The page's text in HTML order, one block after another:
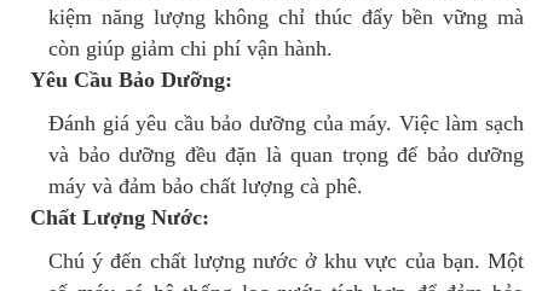
kiệm năng lượng không chỉ thúc đẩy bền vững mà
còn giúp giảm chi phí vận hành.
Yêu Cầu Bảo Dưỡng:
Đánh giá yêu cầu bảo dưỡng của máy. Việc làm sạch
và bảo dưỡng đều đặn là quan trọng để bảo dưỡng
máy và đảm bảo chất lượng cà phê.
Chất Lượng Nước:
Chú ý đến chất lượng nước ở khu vực của bạn. Một